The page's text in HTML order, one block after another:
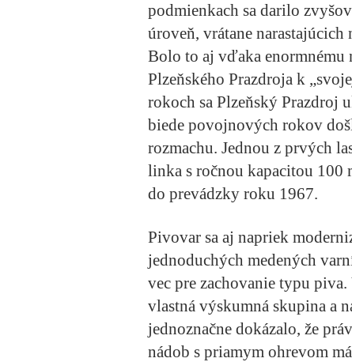
podmienkach sa darilo
úroveň, vrátane
Bolo to aj vďaka enormnému
Plzeňského Prazdroja k
rokoch sa Plzeňský Prazdroj
biede povojnových rokov
rozmachu. Jednou z prvých
linka s ročnou kapacitou
do prevádzky roku 1967.
Pivovar sa aj napriek
jednoduchých medených
vec pre zachovanie typu
vlastná výskumná skupina a
jednoznačne dokázalo, že
nádob s priamym ohrevom